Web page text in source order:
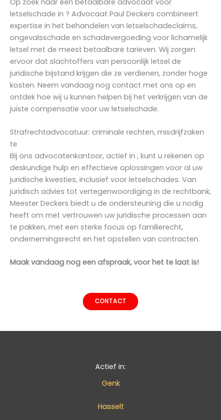
letselschade in ? Advocaat Paul Deckers combineert
expertise in het behandelen van letselschadeclaims,
ongevalsschade en schadevergoeding voor lichamelijk
letsel met de meest betaalbare tarieven. Wij zorgen
ervoor dat slachtoffers van persoonlijk letsel de
juridische bijstand krijgen die ze verdienen, zonder hoge
kosten. Neem vandaag nog contact met ons op en
ontdek hoe wij u kunnen helpen bij het verkrijgen van de
juiste compensatie voor uw letselschade.
Strafrechtadvocatuur: criminale rechten, misdrijfzaken
te
Bij ons advocatenkantoor, actief in , kunt u rekenen op
deskundige hulp en effectieve oplossingen voor al uw
juridische kwesties, inclusief voor letselschades. Van
juridisch advies tot vertegenwoordiging in de rechtbank,
Meester Deckers biedt u de ondersteuning die u nodig
heeft om met vertrouwen uw juridische processen aan
te pakken, met een sterke focus op familierecht,
ondernemingsrecht en het opstellen van contracten.
Maak vandaag nog een afspraak, voor het te laat is!
CONTACT
Actief in:
Genk
Hasselt